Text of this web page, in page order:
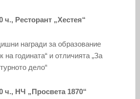
ч., Ресторант „Хестея“
награди за образование
на годината“ и отличията „За
дело“
ч., НЧ „Просвета 1870“